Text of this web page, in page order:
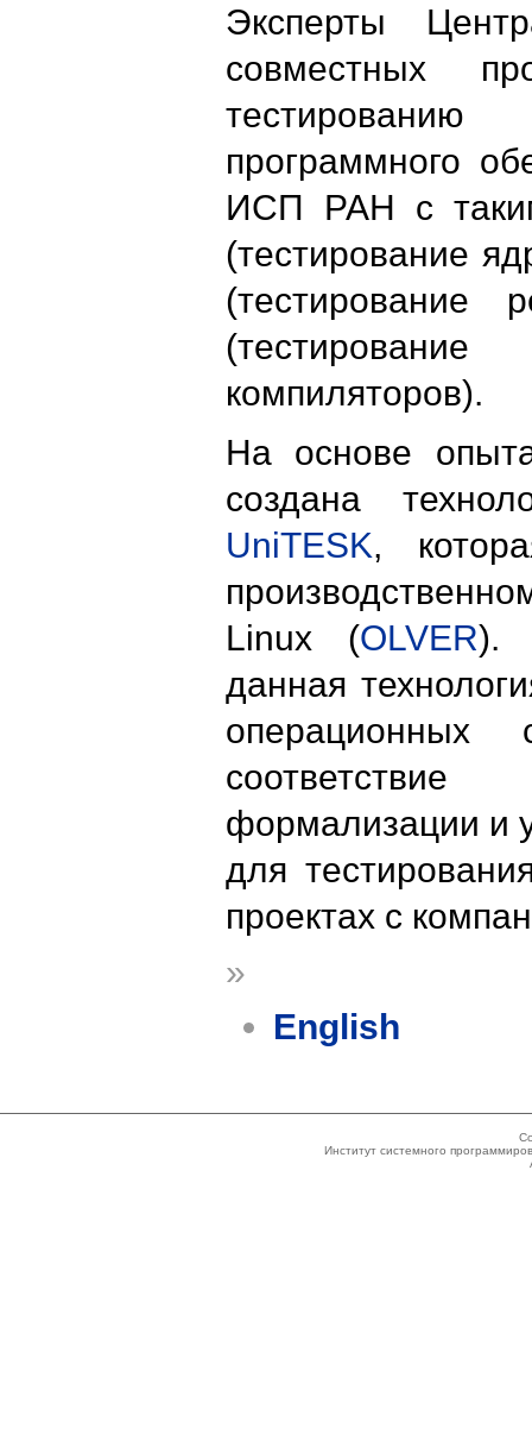
Эксперты
совместных
программного
ИСП РАН с
(тестирование
(тестирование
компиляторов).
На основе
создана
UniTESK,
Linux (OLVER).
данная
формализации и
для
проектах с
»
English
Институт системного